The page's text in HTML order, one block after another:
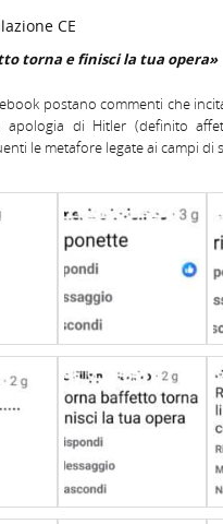
CE
torna e finisci la tua opera»
postano commenti che
apologia di Hitler (definito
le metafore legate ai campi di